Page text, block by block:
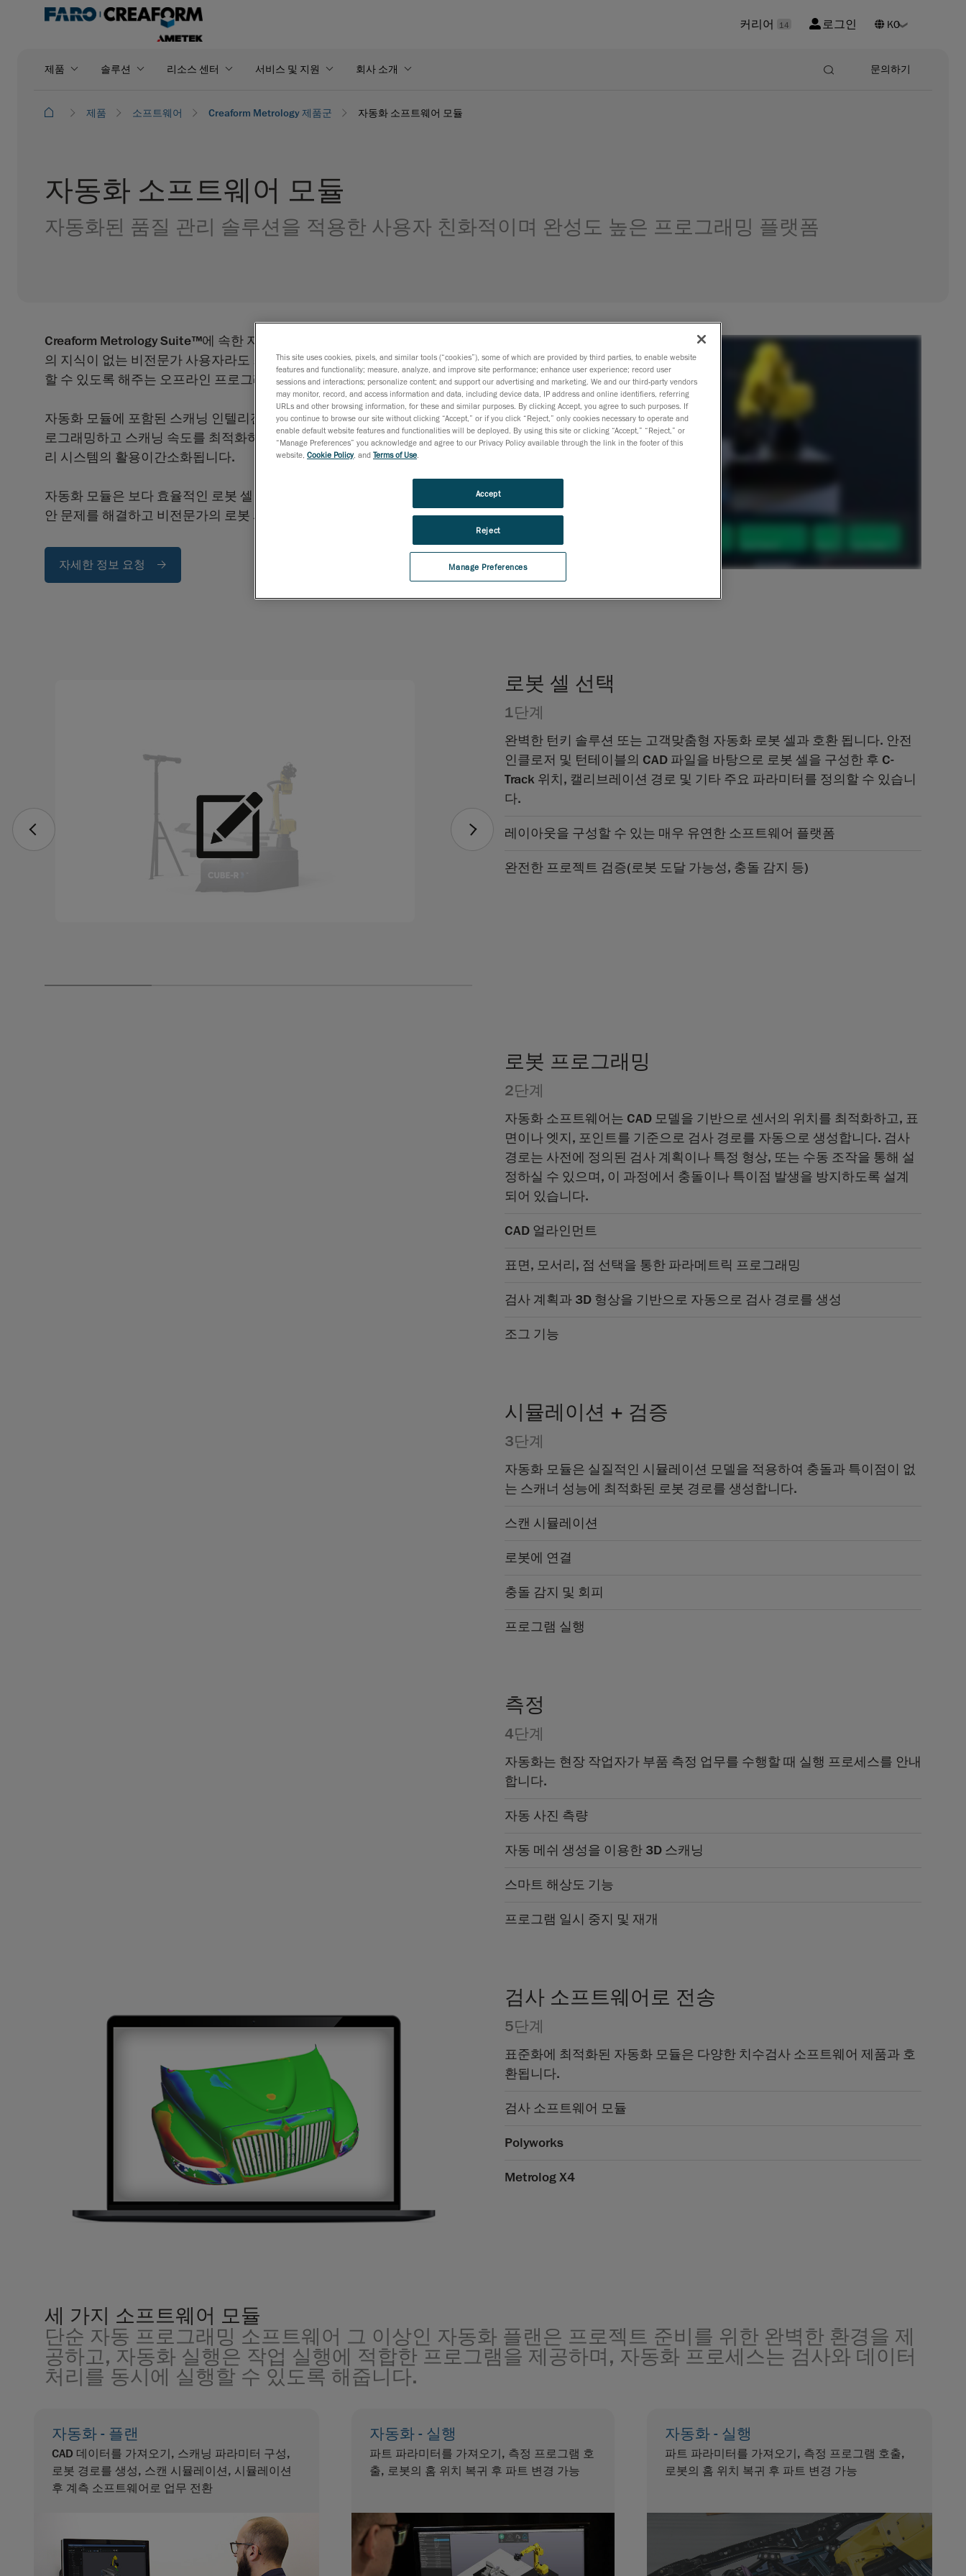
커리어 14 로그인
제품 솔루션 리소스 센터 서비스 및 지원 회사 소개 문의하기
제품 소프트웨어 Creaform Metrology 제품군 자동화 소프트웨어 모듈
자동화 소프트웨어 모듈
자동화된 품질 관리 솔루션을 적용한 사용자 친화적이며 완성도 높은 프로그래밍 플랫폼
Creaform Metrology Suite™에 속한 자동화 모듈은 3D 스캐닝과 로봇 공학
의 지식이 없는 비전문가 사용자라도 최단 시간에 최적의 측정 업무를 수행
할 수 있도록 해주는 오프라인 프로그래밍 소프트웨어입니다.
자동화 모듈에 포함된 스캐닝 인텔리전스기능을 사용하면 로봇 경로를 프
로그래밍하고 스캐닝 속도를 최적화하는 작업이 간편해 자동화된 품질 관
리 시스템의 활용이간소화됩니다.
자동화 모듈은 보다 효율적인 로봇 셀 관리를 바탕으로, 프로그래밍 및 보
안 문제를 해결하고 비전문가의 로봇 시스템 활용도를 높여 줍니다.
자세한 정보 요청
로봇 셀 선택
1단계
완벽한 턴키 솔루션 또는 고객맞춤형 자동화 로봇 셀과 호환 됩니다. 안전
인클로저 및 턴테이블의 CAD 파일을 바탕으로 로봇 셀을 구성한 후 C-
Track 위치, 캘리브레이션 경로 및 기타 주요 파라미터를 정의할 수 있습니
다.
레이아웃을 구성할 수 있는 매우 유연한 소프트웨어 플랫폼
완전한 프로젝트 검증(로봇 도달 가능성, 충돌 감지 등)
로봇 프로그래밍
2단계
자동화 소프트웨어는 CAD 모델을 기반으로 센서의 위치를 최적화하고, 표
면이나 엣지, 포인트를 기준으로 검사 경로를 자동으로 생성합니다. 검사
경로는 사전에 정의된 검사 계획이나 특정 형상, 또는 수동 조작을 통해 설
정하실 수 있으며, 이 과정에서 충돌이나 특이점 발생을 방지하도록 설계
되어 있습니다.
CAD 얼라인먼트
표면, 모서리, 점 선택을 통한 파라메트릭 프로그래밍
검사 계획과 3D 형상을 기반으로 자동으로 검사 경로를 생성
조그 기능
시뮬레이션 + 검증
3단계
자동화 모듈은 실질적인 시뮬레이션 모델을 적용하여 충돌과 특이점이 없
는 스캐너 성능에 최적화된 로봇 경로를 생성합니다.
스캔 시뮬레이션
로봇에 연결
충돌 감지 및 회피
프로그램 실행
측정
4단계
자동화는 현장 작업자가 부품 측정 업무를 수행할 때 실행 프로세스를 안내
합니다.
자동 사진 측량
자동 메쉬 생성을 이용한 3D 스캐닝
스마트 해상도 기능
프로그램 일시 중지 및 재개
검사 소프트웨어로 전송
5단계
표준화에 최적화된 자동화 모듈은 다양한 치수검사 소프트웨어 제품과 호
환됩니다.
검사 소프트웨어 모듈
Polyworks
Metrolog X4
세 가지 소프트웨어 모듈
단순 자동 프로그래밍 소프트웨어 그 이상인 자동화 플랜은 프로젝트 준비를 위한 완벽한 환경을 제
공하고, 자동화 실행은 작업 실행에 적합한 프로그램을 제공하며, 자동화 프로세스는 검사와 데이터
처리를 동시에 실행할 수 있도록 해줍니다.
자동화 - 플랜
CAD 데이터를 가져오기, 스캐닝 파라미터 구성,
로봇 경로를 생성, 스캔 시뮬레이션, 시뮬레이션
후 계측 소프트웨어로 업무 전환
자동화 - 실행
파트 파라미터를 가져오기, 측정 프로그램 호
출, 로봇의 홈 위치 복귀 후 파트 변경 가능
자동화 - 실행
파트 파라미터를 가져오기, 측정 프로그램 호출,
로봇의 홈 위치 복귀 후 파트 변경 가능
This site uses cookies, pixels, and similar tools (“cookies”), some of which are provided by third parties, to enable website
features and functionality; measure, analyze, and improve site performance; enhance user experience; record user
sessions and interactions; personalize content; and support our advertising and marketing. We and our third-party vendors
may monitor, record, and access information and data, including device data, IP address and online identifiers, referring
URLs and other browsing information, for these and similar purposes. By clicking Accept, you agree to such purposes. If
you continue to browse our site without clicking “Accept,” or if you click “Reject,” only cookies necessary to operate and
enable default website features and functionalities will be deployed. By using this site or clicking “Accept,” “Reject,” or
“Manage Preferences” you acknowledge and agree to our Privacy Policy available through the link in the footer of this
website, Cookie Policy, and Terms of Use
Manage Preferences
Reject
Accept